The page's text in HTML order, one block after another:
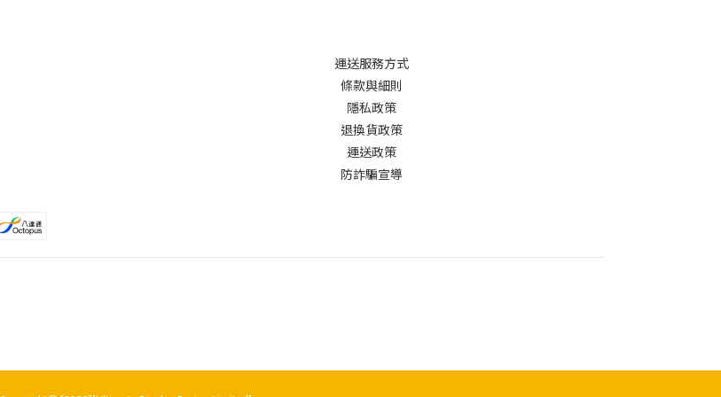
運送服務方式
條款與細則
隱私政策
退換貨政策
運送政策
防詐騙宣導